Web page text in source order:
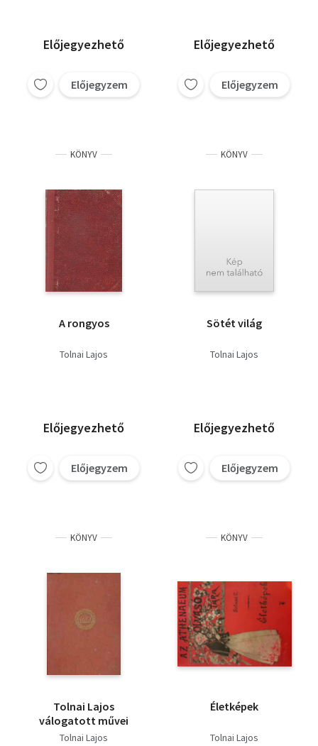
Előjegyezhető
Előjegyzem
Előjegyezhető
Előjegyzem
KÖNYV
A rongyos
Tolnai Lajos
Előjegyezhető
Előjegyzem
KÖNYV
Sötét világ
Tolnai Lajos
Előjegyezhető
Előjegyzem
KÖNYV
Tolnai Lajos
válogatott művei
Tolnai Lajos
KÖNYV
Életképek
Tolnai Lajos